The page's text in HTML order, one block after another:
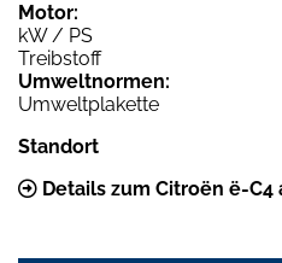
Motor:
kW / PS
Treibstoff
Umweltnormen:
Umweltplakette
Standort
Details zum Citroën ë-C4